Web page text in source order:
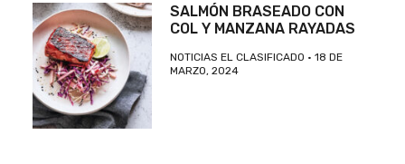
SALMÓN BRASEADO CON
COL Y MANZANA RAYADAS
NOTICIAS EL CLASIFICADO
18 DE
MARZO, 2024